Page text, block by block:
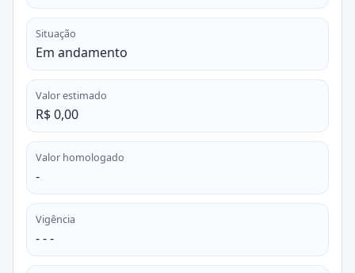
Situação
Em andamento
Valor estimado
R$ 0,00
Valor homologado
-
Vigência
- - -